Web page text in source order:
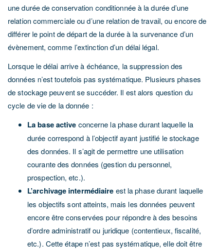
une durée de conservation conditionnée à la durée d’une
relation commerciale ou d’une relation de travail, ou encore de
différer le point de départ de la durée à la survenance d’un
évènement, comme l’extinction d’un délai légal.
Lorsque le délai arrive à échéance, la suppression des
données n’est toutefois pas systématique. Plusieurs phases
de stockage peuvent se succéder. Il est alors question du
cycle de vie de la donnée :
La base active concerne la phase durant laquelle la
durée correspond à l’objectif ayant justifié le stockage
des données. Il s’agit de permettre une utilisation
courante des données (gestion du personnel,
prospection, etc.).
L’archivage intermédiaire est la phase durant laquelle
les objectifs sont atteints, mais les données peuvent
encore être conservées pour répondre à des besoins
d’ordre administratif ou juridique (contentieux, fiscalité,
etc.). Cette étape n’est pas systématique, elle doit être